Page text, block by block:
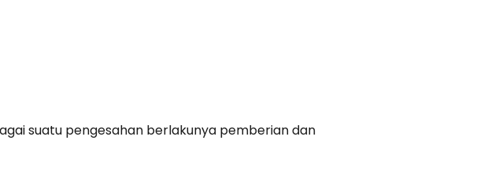
suatu pengesahan berlakunya pemberian dan